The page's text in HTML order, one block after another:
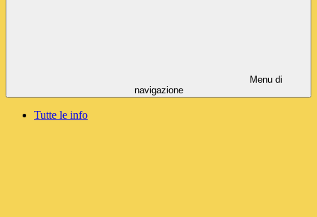
Menu di
navigazione
Tutte le info